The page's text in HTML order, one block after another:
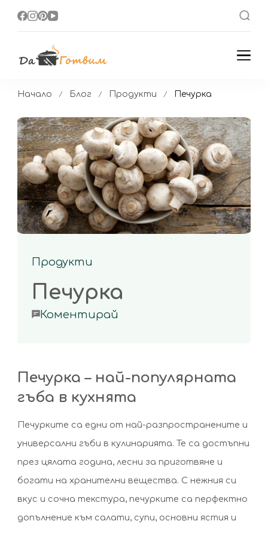
Начало Блог Продукти Печурка
Продукти
Печурка
Коментирай
Печурка – най-популярната
гъба в кухнята
Печурките са едни от най-разпространените и
универсални гъби в кулинарията. Те са достъпни
през цялата година, лесни за приготвяне и
богати на хранителни вещества. С нежния си
вкус и сочна текстура, печурките са перфектно
допълнение към салати, супи, основни ястия и